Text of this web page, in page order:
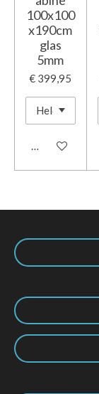
100x100
x190cm
glas
5mm
€ 399,95
In winkelwagen